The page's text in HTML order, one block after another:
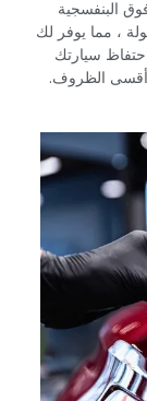
البنفسجية
، مما يوفر لك
سيارتك
أقسى الظروف.‏